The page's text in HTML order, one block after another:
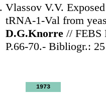
Vlassov V.V.
tRNA-1-Val from
D.G.Knorre // FEBS
P.66-70.- Bibliogr.:
1973